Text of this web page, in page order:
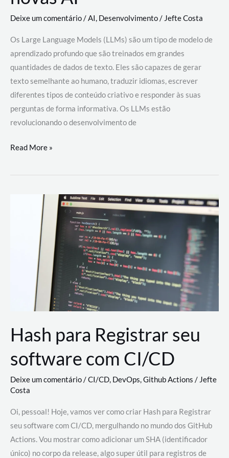
Deixe um comentário/AI, Desenvolvimento/ Jefte Costa
Os Large Language Models (LLMs) são um tipo de modelo de
aprendizado profundo que são treinados em grandes
quantidades de dados de texto. Eles são capazes de gerar
texto semelhante ao humano, traduzir idiomas, escrever
diferentes tipos de conteúdo criativo e responder às suas
perguntas de forma informativa. Os LLMs estão
revolucionando o desenvolvimento de
Large
Models
revolucionando
desenvolvimento
Read More »
Hash para Registrar seu
software com CI/CD
Deixe um comentário/CI/CD, DevOps,Github Actions /Jefte
Costa
Oi, pessoal! Hoje, vamos ver como criar Hash para Registrar
seu software com CI/CD, mergulhando no mundo dos GitHub
Actions. Vou mostrar como adicionar um SHA (identificador
único) no corpo da release, algo super útil para registros de